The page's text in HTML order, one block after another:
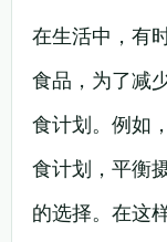
在生活中，有
食品，为了减
食计划。例如
食计划，平衡
的选择。在这